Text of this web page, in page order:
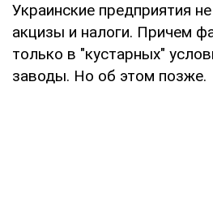
Украинские предприятия
акцизы и налоги. Причем
только в "кустарных"
заводы. Но об этом позже.